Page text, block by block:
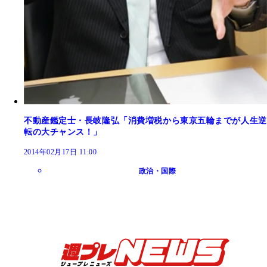
不動産鑑定士・長岐隆弘「消費増税から東京五輪までが人生逆
転の大チャンス！」
2014年02月17日 11:00
政治・国際